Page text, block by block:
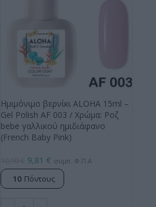
Ημιμόνιμο βερνίκι ALOHA 15ml –
Gel Polish AF 003 / Χρώμα: Ροζ
bebe γαλλικού ημιδιάφανο
(French Baby Pink)
9,81 € συμπ. Φ.Π.Α
10 Πόντους